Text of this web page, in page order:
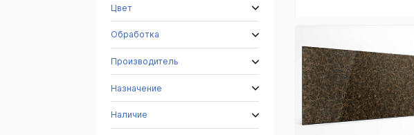
Цвет
Обработка
Производитель
Назначение
Наличие